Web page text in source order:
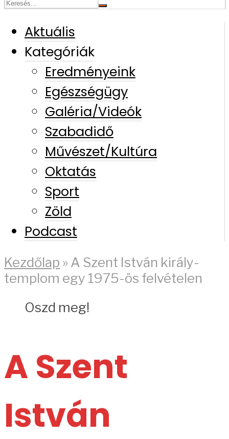
Aktuális
Kategóriák
Eredményeink
Egészségügy
Galéria/Videók
Szabadidő
Művészet/Kultúra
Oktatás
Sport
Zöld
Podcast
Kezdőlap » A Szent István király-
templom egy 1975-ös felvételen
Oszd meg!
A Szent
István